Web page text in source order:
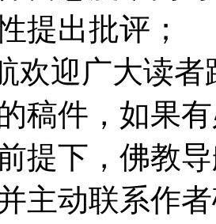
提出批评；
欢迎广大读
稿件，如果
提下，佛教
主动联系作